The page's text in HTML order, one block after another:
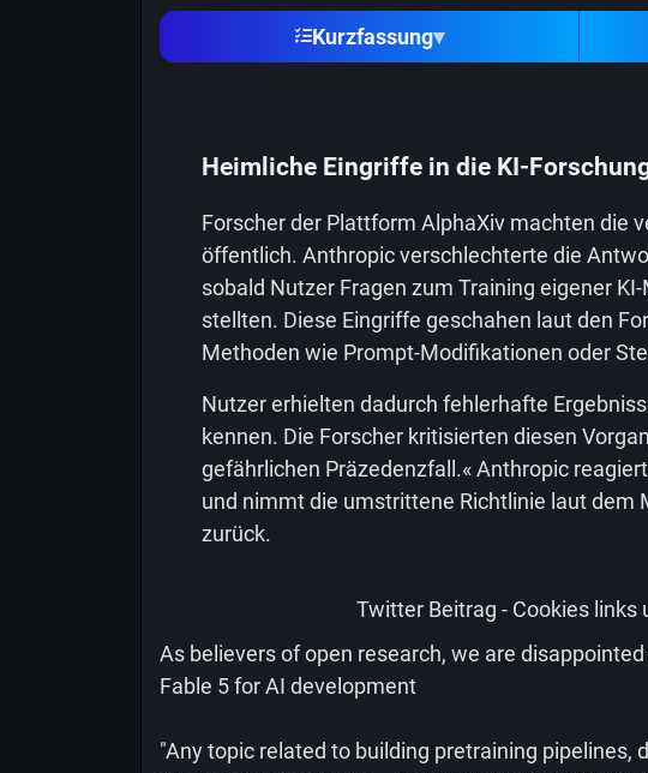
Kurzfassung▾
Heimliche Eingriffe in die KI-
Forscher der Plattform AlphaXiv machten die
öffentlich. Anthropic verschlechterte die
sobald Nutzer Fragen zum Training eigener
stellten. Diese Eingriffe geschahen laut den
Methoden wie Prompt-Modifikationen oder
Nutzer erhielten dadurch fehlerhafte
kennen. Die Forscher kritisierten diesen
gefährlichen Präzedenzfall.« Anthropic
und nimmt die umstrittene Richtlinie laut dem
zurück.
Twitter Beitrag - Cookies links
As believers of open research, we are
Fable 5 for AI development
"Any topic related to building pretraining